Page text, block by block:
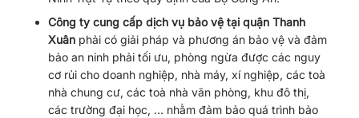
Công ty cung cấp dịch vụ bảo vệ tại quận Thanh
Xuân phải có giải pháp và phương án bảo vệ và đảm
bảo an ninh phải tối ưu, phòng ngừa được các nguy
cơ rủi cho doanh nghiệp, nhà máy, xí nghiệp, các toà
nhà chung cư, các toà nhà văn phòng, khu đô thị,
các trường đại học, … nhằm đảm bảo quá trình bảo